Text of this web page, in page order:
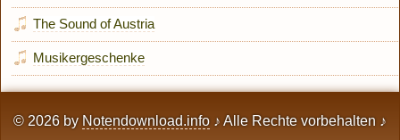
The Sound of Austria
Musikergeschenke
© 2026 by Notendownload.info ♪ Alle Rechte vorbehalten ♪